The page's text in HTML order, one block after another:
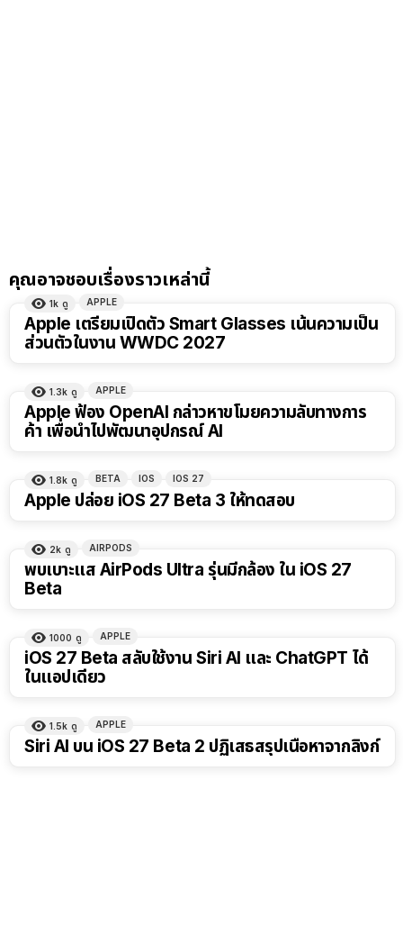
คุณอาจชอบเรื่องราวเหล่านี้
1k ดู APPLE
Apple เตรียมเปิดตัว Smart Glasses เน้นความเป็น
ส่วนตัวในงาน WWDC 2027
1.3k ดู APPLE
Apple ฟ้อง OpenAI กล่าวหาขโมยความลับทางการ
ค้า เพื่อนำไปพัฒนาอุปกรณ์ AI
1.8k ดู BETA IOS IOS 27
Apple ปล่อย iOS 27 Beta 3 ให้ทดสอบ
2k ดู AIRPODS
พบเบาะแส AirPods Ultra รุ่นมีกล้อง ใน iOS 27
Beta
1000 ดู APPLE
iOS 27 Beta สลับใช้งาน Siri AI และ ChatGPT ได้
ในแอปเดียว
1.5k ดู APPLE
Siri AI บน iOS 27 Beta 2 ปฏิเสธสรุปเนื้อหาจากลิงก์